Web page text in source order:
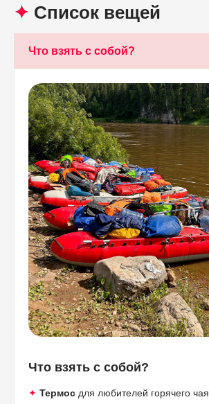
✦ Список вещей
Что взять с собой?
✦ Термос для любителей горячего чая